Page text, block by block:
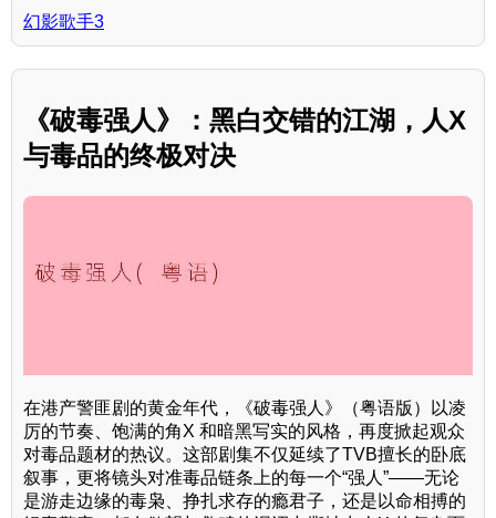
幻影歌手3
《破毒强人》：黑白交错的江湖，人X
与毒品的终极对决
在港产警匪剧的黄金年代，《破毒强人》（粤语版）以凌
厉的节奏、饱满的角X 和暗黑写实的风格，再度掀起观众
对毒品题材的热议。这部剧集不仅延续了TVB擅长的卧底
叙事，更将镜头对准毒品链条上的每一个“强人”——无论
是游走边缘的毒枭、挣扎求存的瘾君子，还是以命相搏的